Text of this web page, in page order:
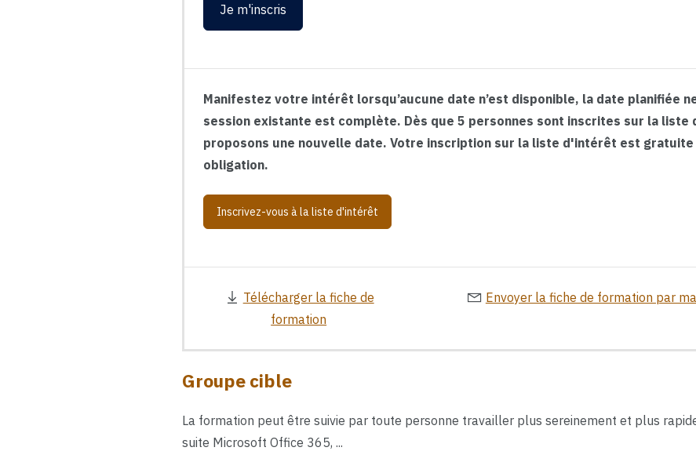
Je m'inscris
Manifestez votre intérêt lorsqu’aucune date n’est disponible, la date planifiée
session existante est complète. Dès que 5 personnes sont inscrites sur la liste
proposons une nouvelle date. Votre inscription sur la liste d'intérêt est
obligation.
Inscrivez-vous à la liste d'intérêt
Télécharger la fiche de
formation
Envoyer la fiche de formation par
Groupe cible
La formation peut être suivie par toute personne travailler plus sereinement et plus
suite Microsoft Office 365, ...